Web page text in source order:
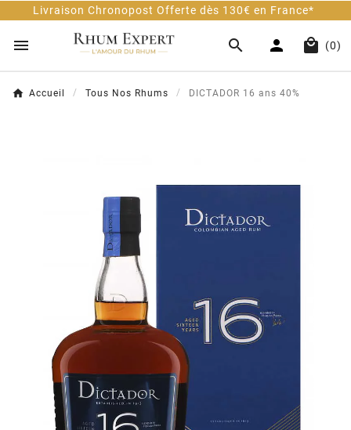
Chronopost Offerte dès 130€ en France*
    (0)
Accueil Tous Nos Rhums DICTADOR 16 ans 40%